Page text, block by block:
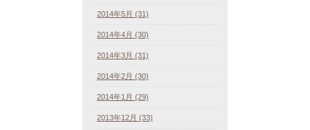
2014年5月 (31)
2014年4月 (30)
2014年3月 (31)
2014年2月 (30)
2014年1月 (29)
2013年12月 (33)